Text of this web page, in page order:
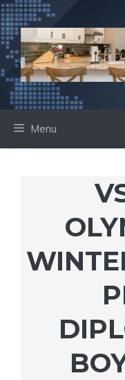
Ga
naar
de
inhoud
Menu